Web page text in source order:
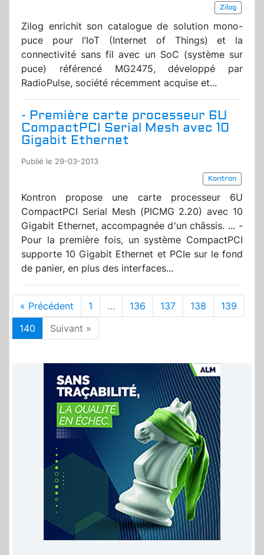
Zilog
Zilog enrichit son catalogue de solution mono-
puce pour l’IoT (Internet of Things) et la
connectivité sans fil avec un SoC (système sur
puce) référencé MG2475, développé par
RadioPulse, société récemment acquise et...
- Première carte processeur 6U
CompactPCI Serial Mesh avec 10
Gigabit Ethernet
Publié le 29-03-2013
Kontron
Kontron propose une carte processeur 6U
CompactPCI Serial Mesh (PICMG 2.20) avec 10
Gigabit Ethernet, accompagnée d'un châssis. ... -
Pour la première fois, un système CompactPCI
supporte 10 Gigabit Ethernet et PCIe sur le fond
de panier, en plus des interfaces...
« Précédent 1 … 136 137 138
139
140
Suivant »